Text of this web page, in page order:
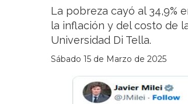
La pobreza cayó al 34,9%
la inflación y del costo de
Universidad Di Tella.
Sábado 15 de Marzo de 2025